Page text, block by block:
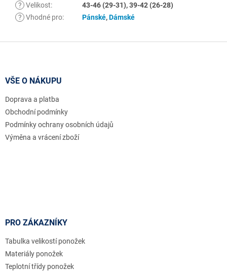
? Velikost:
43-46 (29-31), 39-42 (26-28)
? Vhodné pro: Pánské,Dámské
VŠE O NÁKUPU
Doprava a platba
Obchodní podmínky
Podmínky ochrany osobních údajů
Výměna a vrácení zboží
PRO ZÁKAZNÍKY
Tabulka velikostí ponožek
Materiály ponožek
Teplotní třídy ponožek